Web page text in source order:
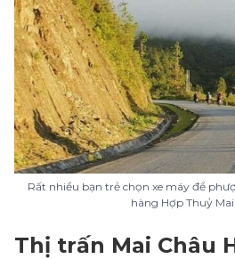
Rất nhiều bạn trẻ chọn xe máy để
hàng Hợp Thuỷ
Thị trấn Mai Châu